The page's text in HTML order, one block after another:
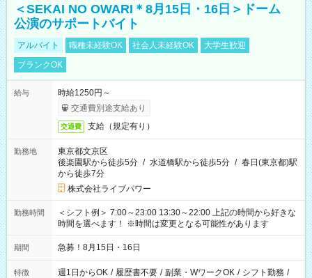
＜SEKAI NO OWARI＊8月15日・16日＞ドーム
公演のサポートバイト
アルバイト 職種未経験OK 社会人未経験OK
大学生歓迎
ブランクOK
給与
時給1250円～
交通費別途支給あり
交通費 支給（規定有り）
勤務地
東京都文京区
後楽園駅から徒歩5分 / 水道橋駅から徒歩5分 / 春日(東京都)駅
から徒歩7分
株式会社ライブパワー
勤務時間
＜シフト例＞ 7:00～23:00 13:30～22:00 上記の時間から好きな
時間を選べます！ ※時間は変更となる可能性があります
期間 急募！8月15日・16日
特徴 週1日からOK / 履歴書不要 / 副業・WワークOK / シフト勤務 /